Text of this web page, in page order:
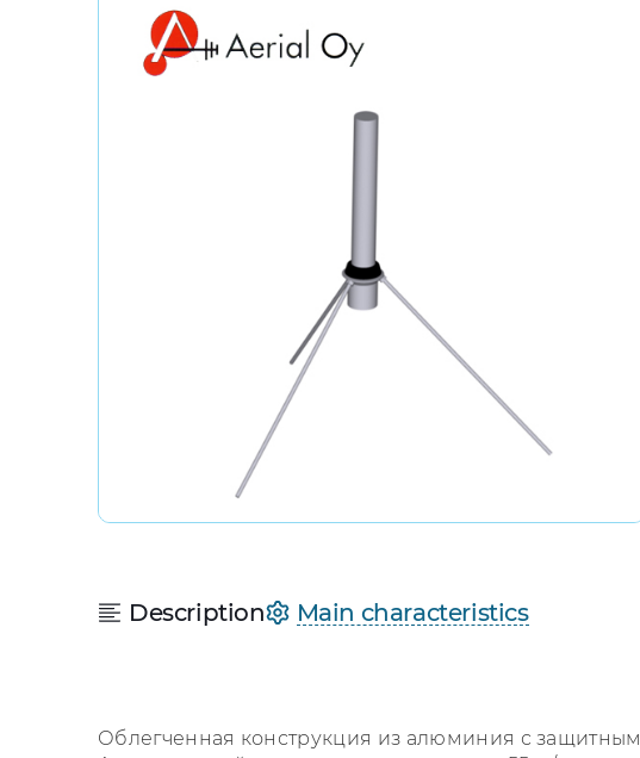
Description Main characteristics
Облегченная конструкция из алюминия с